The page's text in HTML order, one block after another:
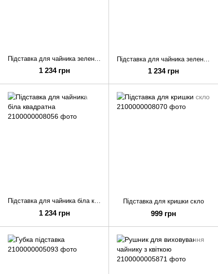
1 234 грн 1 234 грн
Підставка для чайника біла квадратна
1 234 грн
Підставка для кришки скло
999 грн